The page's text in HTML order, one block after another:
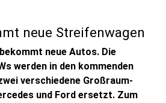
neue Streifenwagen
neue Autos. Die
werden in den kommenden
verschiedene Großraum-
und Ford ersetzt. Zum